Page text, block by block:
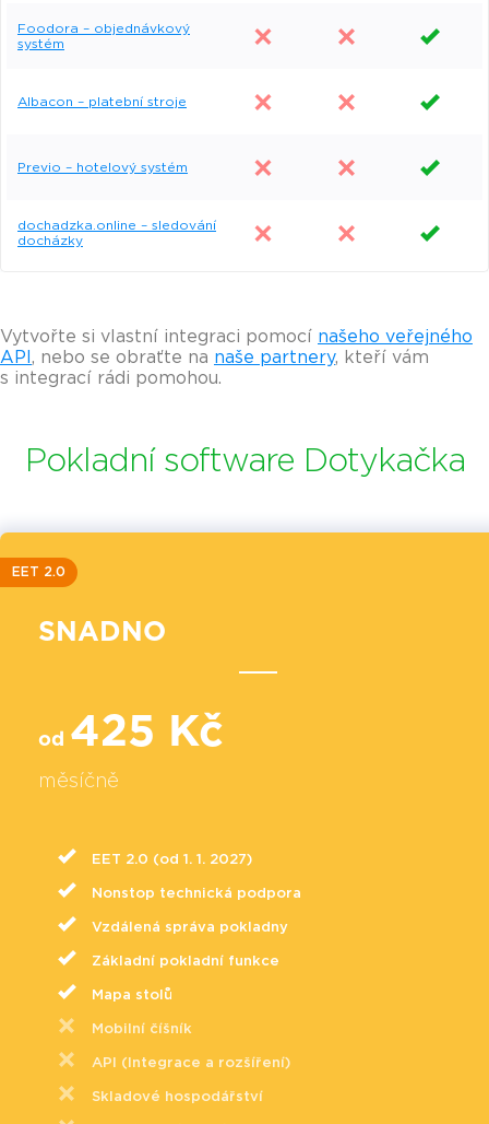
Foodora – objednávkový
systém
Albacon – platební stroje
Previo – hotelový systém
dochadzka.online – sledování
docházky
Vytvořte si vlastní integraci pomocí našeho veřejného
API , nebo se obraťte na naše partnery, kteří vám
s integrací rádi pomohou.
Pokladní software Dotykačka
EET 2.0
SNADNO
od 425 Kč
měsíčně
EET 2.0 (od 1. 1. 2027)
Nonstop technická podpora
Vzdálená správa pokladny
Základní pokladní funkce
Mapa stolů
Mobilní číšník
API (Integrace a rozšíření)
Skladové hospodářství